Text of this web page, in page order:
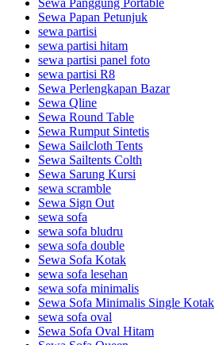
Sewa Papan Petunjuk
sewa partisi
sewa partisi hitam
sewa partisi panel foto
sewa partisi R8
Sewa Perlengkapan Bazar
Sewa Qline
Sewa Round Table
Sewa Rumput Sintetis
Sewa Sailcloth Tents
Sewa Sailtents Colth
Sewa Sarung Kursi
sewa scramble
Sewa Sign Out
sewa sofa
sewa sofa bludru
sewa sofa double
Sewa Sofa Kotak
sewa sofa lesehan
sewa sofa minimalis
Sewa Sofa Minimalis Single Kotak
sewa sofa oval
Sewa Sofa Oval Hitam